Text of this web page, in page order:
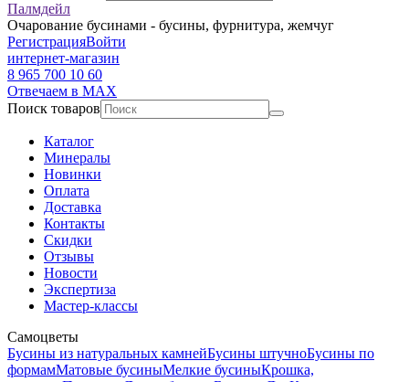
Палмдейл
Очарование бусинами - бусины, фурнитура, жемчуг
РегистрацияВойти
интернет-магазин
8 965 700 10 60
Отвечаем в MAX
Поиск товаров
Каталог
Минералы
Новинки
Оплата
Доставка
Контакты
Скидки
Отзывы
Новости
Экспертиза
Мастер-классы
Самоцветы
Бусины из натуральных камнейБусины штучноБусины по
формамМатовые бусиныМелкие бусиныКрошка,